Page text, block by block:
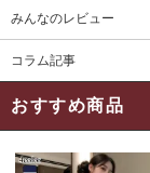
みんなのレビュー
コラム記事
おすすめ商品